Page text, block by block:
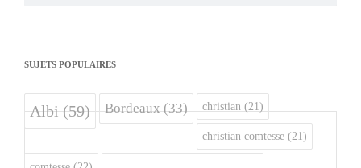
SUJETS POPULAIRES
Albi(59) Bordeaux(33) christian (21)
christian comtesse (21)